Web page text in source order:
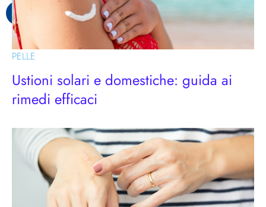
PELLE
Ustioni solari e domestiche: guida ai
rimedi efficaci